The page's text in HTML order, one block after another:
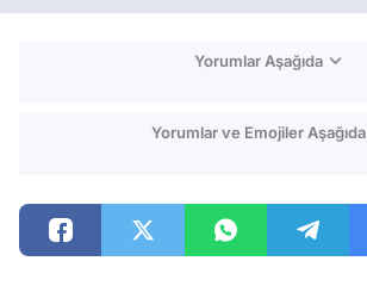
Yorumlar Aşağıda
Yorumlar ve Emojiler Aşağıda